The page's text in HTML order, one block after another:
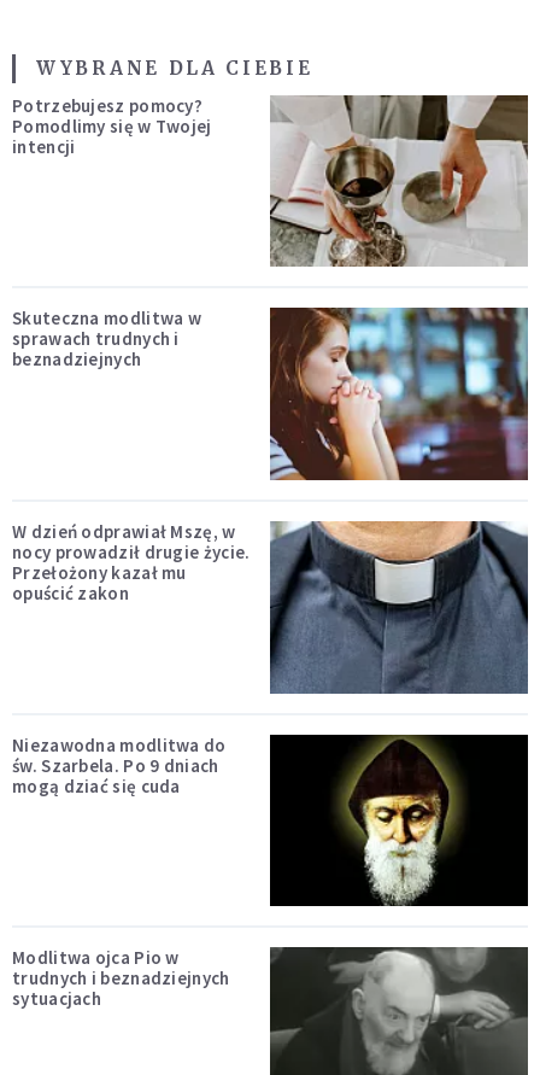
WYBRANE DLA CIEBIE
Potrzebujesz pomocy?
Pomodlimy się w Twojej
intencji
Skuteczna modlitwa w
sprawach trudnych i
beznadziejnych
W dzień odprawiał Mszę, w
nocy prowadził drugie życie.
Przełożony kazał mu
opuścić zakon
Niezawodna modlitwa do
św. Szarbela. Po 9 dniach
mogą dziać się cuda
Modlitwa ojca Pio w
trudnych i beznadziejnych
sytuacjach